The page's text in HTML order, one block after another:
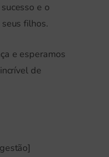
e o
filhos.
e esperamos
de